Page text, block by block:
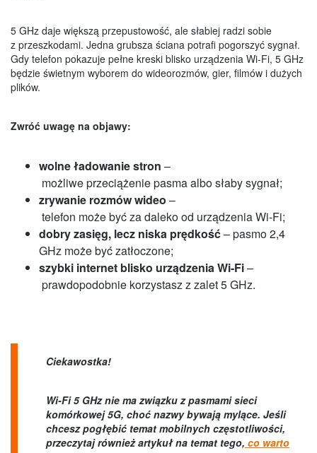
5 GHz daje większą przepustowość, ale słabiej radzi sobie
z przeszkodami. Jedna grubsza ściana potrafi pogorszyć sygnał.
Gdy telefon pokazuje pełne kreski blisko urządzenia Wi-Fi, 5 GHz
będzie świetnym wyborem do wideorozmów, gier, filmów i dużych
plików.
Zwróć uwagę na objawy:
wolne ładowanie stron –
możliwe przeciążenie pasma albo słaby sygnał;
zrywanie rozmów wideo –
telefon może być za daleko od urządzenia Wi-Fi;
dobry zasięg, lecz niska prędkość– pasmo 2,4
GHz może być zatłoczone;
szybki internet blisko urządzenia Wi-Fi–
prawdopodobnie korzystasz z zalet 5 GHz.
Ciekawostka!
Wi-Fi 5 GHz nie ma związku z pasmami sieci
komórkowej 5G, choć nazwy bywają mylące. Jeśli
chcesz pogłębić temat mobilnych częstotliwości,
przeczytaj również artykuł na temat tego, co warto